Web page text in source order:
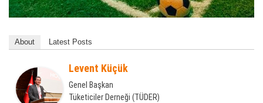
About Latest Posts
Levent Küçük
Genel Başkan
Tüketiciler Derneği (TÜDER)